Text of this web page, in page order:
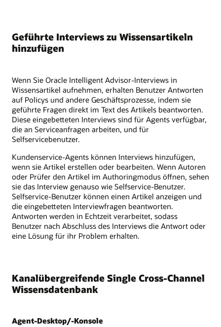
Geführte Interviews zu Wissensartikeln
hinzufügen
Wenn Sie Oracle Intelligent Advisor-Interviews in
Wissensartikel aufnehmen, erhalten Benutzer Antworten
auf Policys und andere Geschäftsprozesse, indem sie
geführte Fragen direkt im Text des Artikels beantworten.
Diese eingebetteten Interviews sind für Agents verfügbar,
die an Serviceanfragen arbeiten, und für
Selfservicebenutzer.
Kundenservice-Agents können Interviews hinzufügen,
wenn sie Artikel erstellen oder bearbeiten. Wenn Autoren
oder Prüfer den Artikel im Authoringmodus öffnen, sehen
sie das Interview genauso wie Selfservice-Benutzer.
Selfservice-Benutzer können einen Artikel anzeigen und
die eingebetteten Interviewfragen beantworten.
Antworten werden in Echtzeit verarbeitet, sodass
Benutzer nach Abschluss des Interviews die Antwort oder
eine Lösung für ihr Problem erhalten.
Kanalübergreifende Single Cross-Channel
Wissensdatenbank
Agent-Desktop/-Konsole